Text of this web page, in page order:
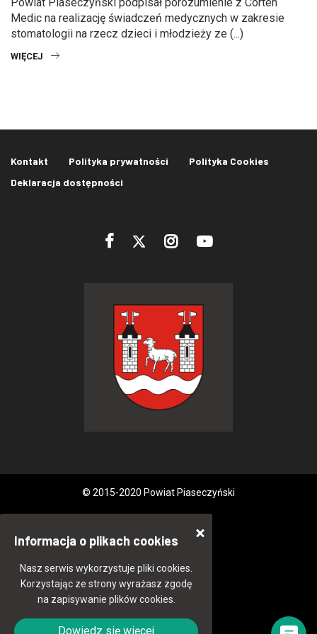
Medic na realizację świadczeń medycznych w zakresie
stomatologii na rzecz dzieci i młodzieży ze (...)
WIĘCEJ
Kontakt Polityka prywatności
Polityka Cookies
Deklaracja dostępności
© 2015-2020 Powiat Piaseczyński
Informacja o plikach cookies
Nasz serwis wykorzystuje pliki cookies.
Korzystając ze strony wyrażasz zgodę
na zapisywanie plików cookies.
Dowiedz się więcej